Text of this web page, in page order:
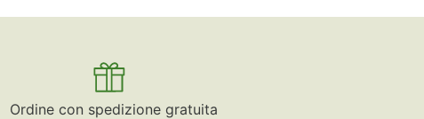
Ordine con spedizione gratuita